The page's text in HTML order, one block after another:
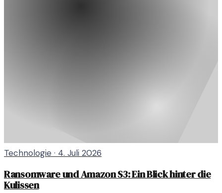
Technologie · 4. Juli 2026
Ransomware und Amazon S3: Ein Blick hinter die
Kulissen